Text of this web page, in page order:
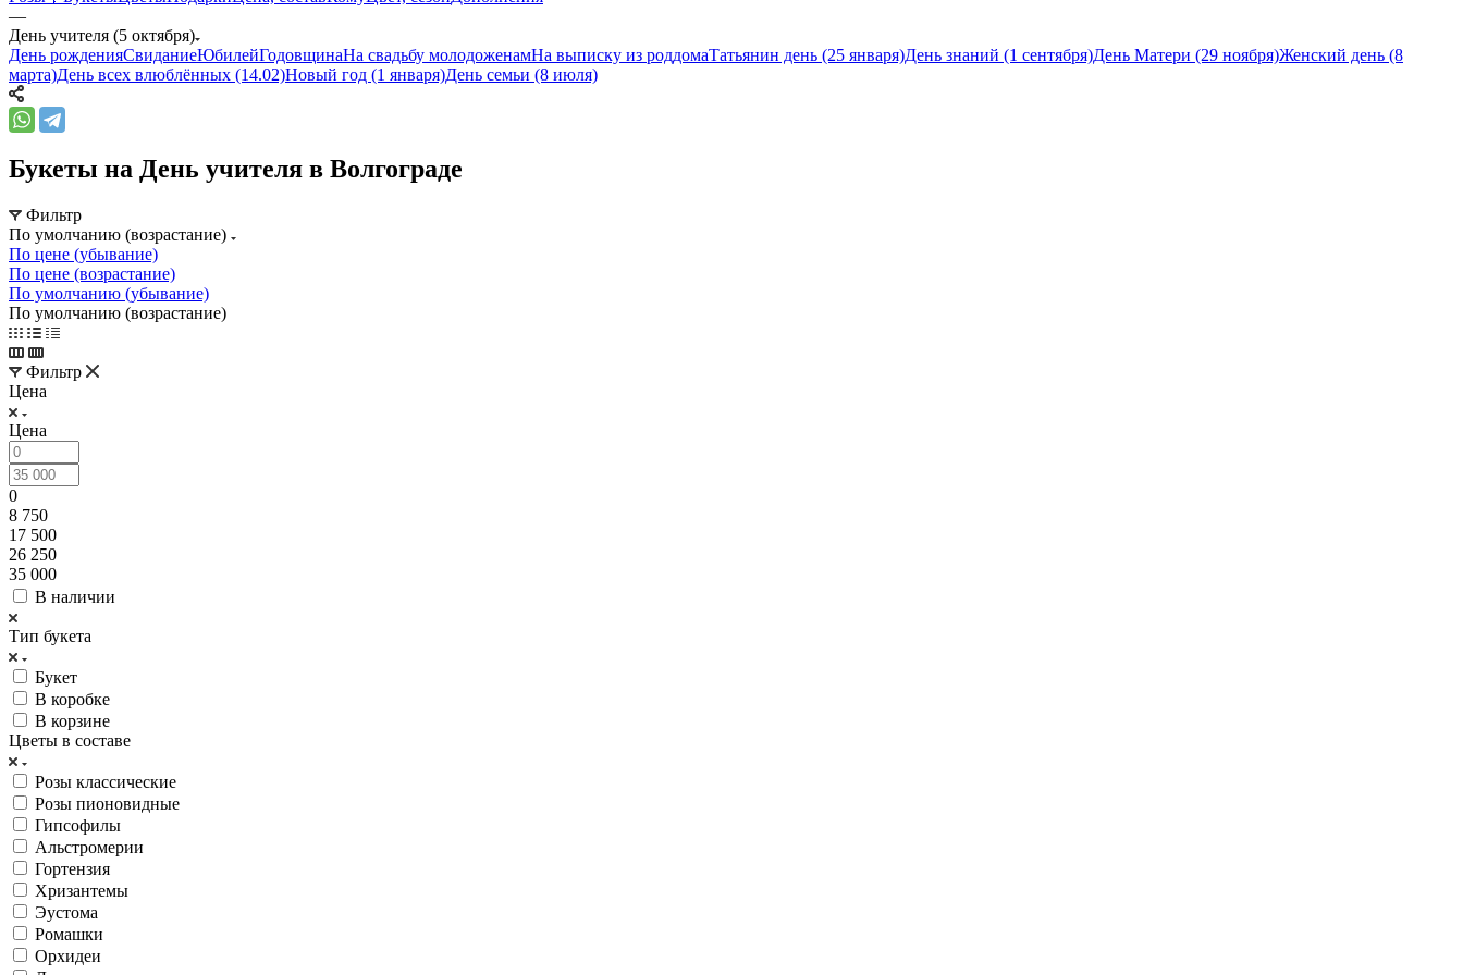
—
День учителя (5 октября)
День рожденияСвиданиеЮбилейГодовщинаНа свадьбу молодоженамНа выписку из роддомаТатьянин день (25 января)День знаний (1 сентября)День Матери (29 ноября)Женский день (8
марта)День всех влюблённых (14.02)Новый год (1 января)День семьи (8 июля)
Букеты на День учителя в Волгограде
Фильтр
По умолчанию (возрастание)
По цене (убывание)
По цене (возрастание)
По умолчанию (убывание)
По умолчанию (возрастание)
Фильтр
Цена
Цена
0
8 750
17 500
26 250
35 000
В наличии
Тип букета
Букет
В коробке
В корзине
Цветы в составе
Розы классические
Розы пионовидные
Гипсофилы
Альстромерии
Гортензия
Хризантемы
Эустома
Ромашки
Орхидеи